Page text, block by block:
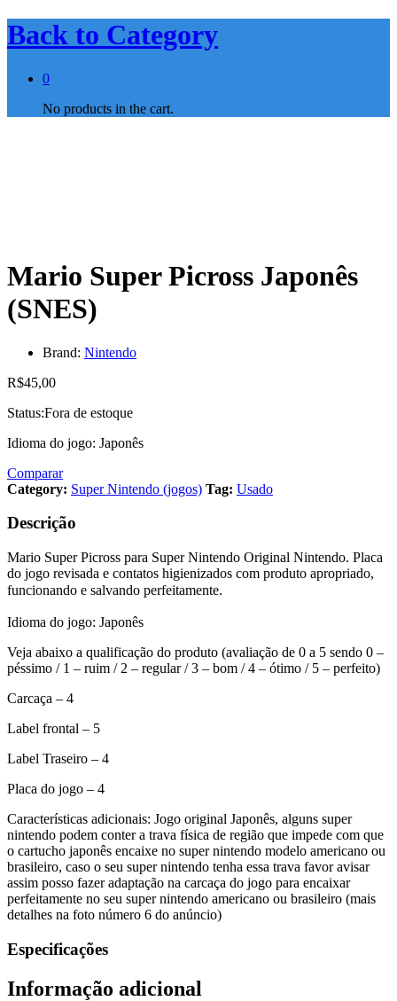
Back to Category
0
No products in the cart.
Mario Super Picross Japonês
(SNES)
Brand: Nintendo
R$45,00
Status:Fora de estoque
Idioma do jogo: Japonês
Comparar
Category: Super Nintendo (jogos) Tag: Usado
Descrição
Mario Super Picross para Super Nintendo Original Nintendo. Placa
do jogo revisada e contatos higienizados com produto apropriado,
funcionando e salvando perfeitamente.
Idioma do jogo: Japonês
Veja abaixo a qualificação do produto (avaliação de 0 a 5 sendo 0 –
péssimo / 1 – ruim / 2 – regular / 3 – bom / 4 – ótimo / 5 – perfeito)
Carcaça – 4
Label frontal – 5
Label Traseiro – 4
Placa do jogo – 4
Características adicionais: Jogo original Japonês, alguns super
nintendo podem conter a trava física de região que impede com que
o cartucho japonês encaixe no super nintendo modelo americano ou
brasileiro, caso o seu super nintendo tenha essa trava favor avisar
assim posso fazer adaptação na carcaça do jogo para encaixar
perfeitamente no seu super nintendo americano ou brasileiro (mais
detalhes na foto número 6 do anúncio)
Especificações
Informação adicional